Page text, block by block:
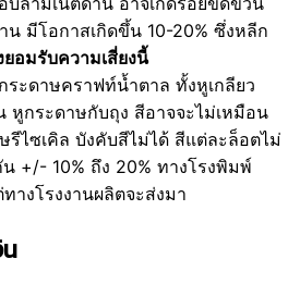
น มีโอกาสเกิดขึ้น 10-20% ซึ่งหลีก
อมรับความเสี่ยงนี้
ระดาษคราฟท์น้ำตาล ทั้งหูเกลียว
หูกระดาษกับถุง สีอาจจะไม่เหมือน
รีไซเคิล บังคับสีไม่ได้ สีแต่ละล็อตไม่
+/- 10% ถึง 20% ทางโรงพิมพ์
างโรงงานผลิตจะส่งมา